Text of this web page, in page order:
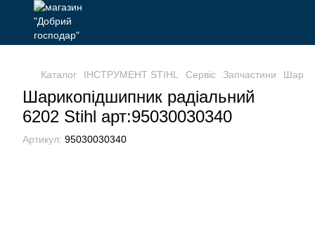
Каталог ІНСТРУМЕНТ STIHL Сервіс Запчастини
Шарикопідшипник радіальний
6202 Stihl арт:95030030340
Артикул: 95030030340